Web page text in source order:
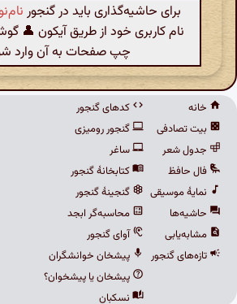
برای حاشیه‌گذاری باید در گنجور
نام کاربری خود از طریق آیکون 👤
چپ صفحات به آن وارد
خانه
بیت تصادفی
جدول شعر
فال حافظ
نمایهٔ موسیقی
حاشیه‌ها
مشابه‌یابی
تازه‌های گنجور
کدهای گنجور
گنجور رومیزی
ساغر
کتابخانهٔ گنجور
گنجینهٔ گنجور
محاسبه‌گر ابجد
آوای گنجور
پیشخان خوانشگران
پیشخان یا پیشخوان؟
نسکبان